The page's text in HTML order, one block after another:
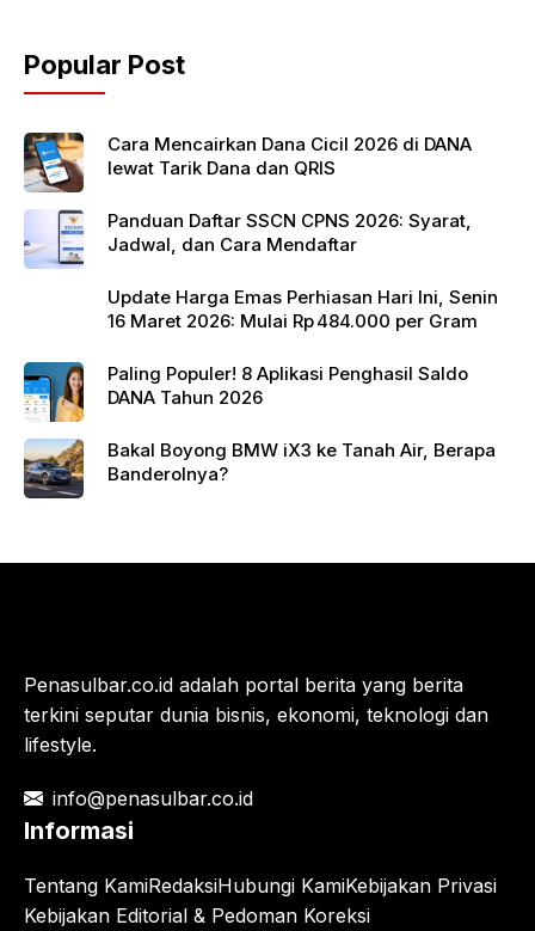
o
o
k
p
p
Popular Post
Cara Mencairkan Dana Cicil 2026 di DANA
lewat Tarik Dana dan QRIS
Panduan Daftar SSCN CPNS 2026: Syarat,
Jadwal, dan Cara Mendaftar
Update Harga Emas Perhiasan Hari Ini, Senin
16 Maret 2026: Mulai Rp 484.000 per Gram
Paling Populer! 8 Aplikasi Penghasil Saldo
DANA Tahun 2026
Bakal Boyong BMW iX3 ke Tanah Air, Berapa
Banderolnya?
Penasulbar.co.id adalah portal berita yang berita
terkini seputar dunia bisnis, ekonomi, teknologi dan
lifestyle.
info@penasulbar.co.id
Informasi
Tentang KamiRedaksiHubungi KamiKebijakan Privasi
Kebijakan Editorial & Pedoman Koreksi